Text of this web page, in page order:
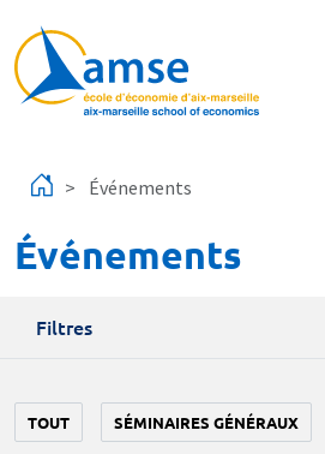
Événements
Événements
Filtres
TOUT SÉMINAIRES GÉNÉRAUX